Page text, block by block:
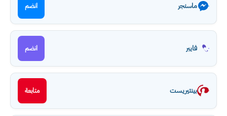
ماسنجر انضم
فايبر انضم
بينتيريست متابعة